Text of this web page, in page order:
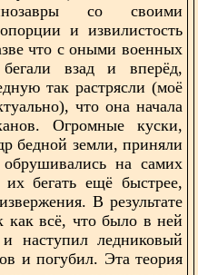
со своими
и извилистость
что с оными военных
взад и вперёд,
так растрясли (моё
что она начала
Огромные куски,
бедной земли, приняли
на самих
их бегать ещё быстрее,
В результате
как всё, что было в ней
и наступил ледниковый
и погубил. Эта теория